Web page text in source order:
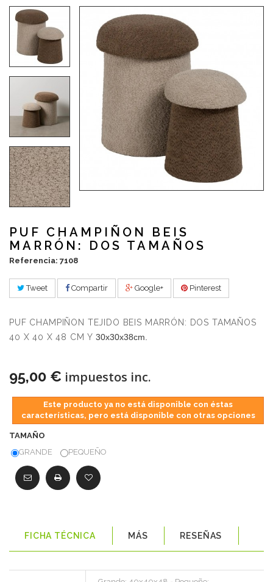
PUF CHAMPIÑON BEIS
MARRÓN: DOS TAMAÑOS
Referencia: 7108
Tweet Compartir Google+ Pinterest
PUF CHAMPIÑON TEJIDO BEIS MARRÓN: DOS TAMAÑOS
40 X 40 X 48 CM Y30x30x38cm.
95,00 € impuestos inc.
Este producto ya no está disponible con éstas
características, pero está disponible con otras opciones
TAMAÑO
GRANDE
PEQUEÑO
FICHA TÉCNICA MÁS RESEÑAS